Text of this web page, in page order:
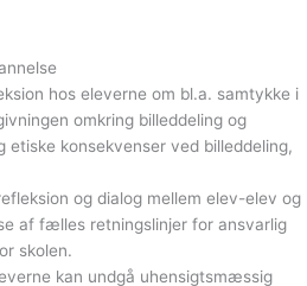
hos eleverne om bl.a. samtykke i
omkring billeddeling og
etiske konsekvenser ved billeddeling,
og dialog mellem elev-elev og
af fælles retningslinjer for ansvarlig
skolen.
kan undgå uhensigtsmæssig